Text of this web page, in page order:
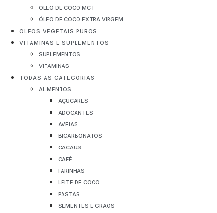
ÓLEO DE COCO MCT
ÓLEO DE COCO EXTRA VIRGEM
OLEOS VEGETAIS PUROS
VITAMINAS E SUPLEMENTOS
SUPLEMENTOS
VITAMINAS
TODAS AS CATEGORIAS
ALIMENTOS
AÇUCARES
ADOÇANTES
AVEIAS
BICARBONATOS
CACAUS
CAFÉ
FARINHAS
LEITE DE COCO
PASTAS
SEMENTES E GRÃOS